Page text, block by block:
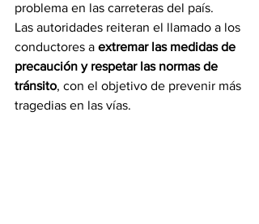
problema en las carreteras del país.
Las autoridades reiteran el llamado a los
conductores a extremar las medidas de
precaución y respetar las normas de
tránsito, con el objetivo de prevenir más
tragedias en las vías.